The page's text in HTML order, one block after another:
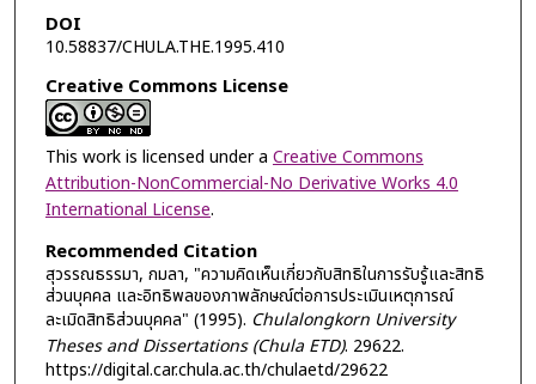
DOI
10.58837/CHULA.THE.1995.410
Creative Commons License
This work is licensed under a Creative Commons
Attribution-NonCommercial-No Derivative Works 4.0
International License.
Recommended Citation
สุวรรณธรรมา, กมลา, "ความคิดเห็นเกี่ยวกับสิทธิในการรับรู้และสิทธิ
ส่วนบุคคล และอิทธิพลของภาพลักษณ์ต่อการประเมินเหตุการณ์
ละเมิดสิทธิส่วนบุคคล" (1995). Chulalongkorn University
Theses and Dissertations (Chula ETD). 29622.
https://digital.car.chula.ac.th/chulaetd/29622